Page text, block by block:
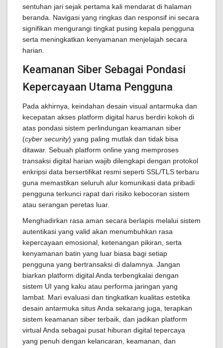
sentuhan jari sejak pertama kali mendarat di halaman
beranda. Navigasi yang ringkas dan responsif ini secara
signifikan mengurangi tingkat pusing kepala pengguna
serta meningkatkan kenyamanan menjelajah secara
harian.
Keamanan Siber Sebagai Pondasi
Kepercayaan Utama Pengguna
Pada akhirnya, keindahan desain visual antarmuka dan
kecepatan akses platform digital harus berdiri kokoh di
atas pondasi sistem perlindungan keamanan siber
(cyber security) yang paling mutlak dan tidak bisa
ditawar. Sebuah platform online yang memproses
transaksi digital harian wajib dilengkapi dengan protokol
enkripsi data bersertifikat resmi seperti SSL/TLS terbaru
guna memastikan seluruh alur komunikasi data pribadi
pengguna terkunci rapat dari risiko kebocoran sistem
atau serangan peretas luar.
Menghadirkan rasa aman secara berlapis melalui sistem
autentikasi yang valid akan menumbuhkan rasa
kepercayaan emosional, ketenangan pikiran, serta
kenyamanan batin yang luar biasa bagi setiap
pengguna yang bertransaksi di dalamnya. Jangan
biarkan platform digital Anda terbengkalai dengan
sistem UI yang kaku atau performa jaringan yang
lambat. Mari evaluasi dan tingkatkan kualitas estetika
desain antarmuka situs Anda sekarang juga, terapkan
sistem keamanan siber terbaik, dan jadikan platform
virtual Anda sebagai pusat hiburan digital tepercaya
yang penuh dengan kelancaran, keamanan, dan